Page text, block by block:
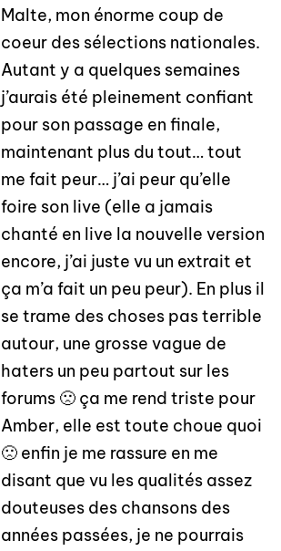
Malte, mon énorme coup de
coeur des sélections nationales.
Autant y a quelques semaines
j’aurais été pleinement confiant
pour son passage en finale,
maintenant plus du tout… tout
me fait peur… j’ai peur qu’elle
foire son live (elle a jamais
chanté en live la nouvelle version
encore, j’ai juste vu un extrait et
ça m’a fait un peu peur). En plus il
se trame des choses pas terrible
autour, une grosse vague de
haters un peu partout sur les
forums 🙁 ça me rend triste pour
Amber, elle est toute choue quoi
🙁 enfin je me rassure en me
disant que vu les qualités assez
douteuses des chansons des
années passées, je ne pourrais